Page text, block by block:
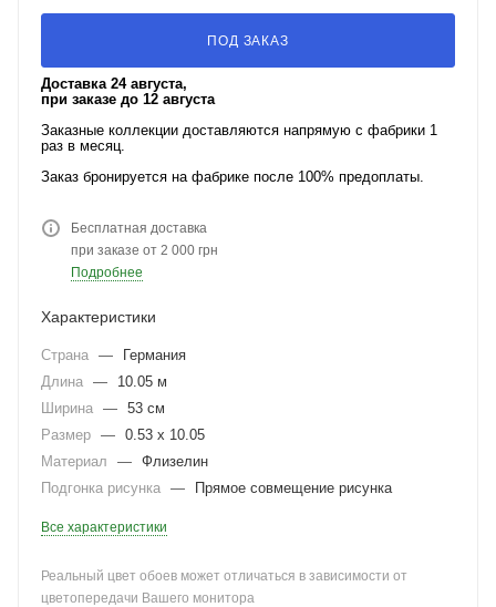
ПОД ЗАКАЗ
Доставка 24 августа,
при заказе до 12 августа
Заказные коллекции доставляются напрямую с фабрики 1
раз в месяц.
Заказ бронируется на фабрике после 100% предоплаты.
Бесплатная доставка
при заказе от 2 000 грн
Подробнее
Характеристики
Страна —
Германия
Длина —
10.05 м
Ширина — 53 см
Размер — 0.53 x 10.05
Материал
— Флизелин
Подгонка рисунка — Прямое совмещение рисунка
Все характеристики
Реальный цвет обоев может отличаться в зависимости от
цветопередачи Вашего монитора